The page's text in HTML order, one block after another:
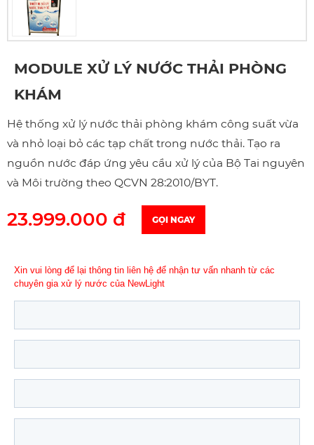
MODULE XỬ LÝ NƯỚC THẢI PHÒNG
KHÁM
Hệ thống xử lý nước thải phòng khám công suất vừa
và nhỏ loại bỏ các tạp chất trong nước thải. Tạo ra
nguồn nước đáp ứng yêu cầu xử lý của Bộ Tai nguyên
và Môi trường theo QCVN 28:2010/BYT.
23.999.000 đ GỌI NGAY
Xin vui lòng để lại thông tin liên hệ để nhận tư vấn nhanh từ các
chuyên gia xử lý nước của NewLight